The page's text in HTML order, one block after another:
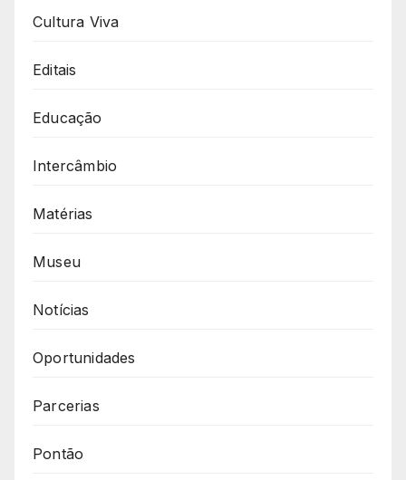
Cultura Viva
Editais
Educação
Intercâmbio
Matérias
Museu
Notícias
Oportunidades
Parcerias
Pontão